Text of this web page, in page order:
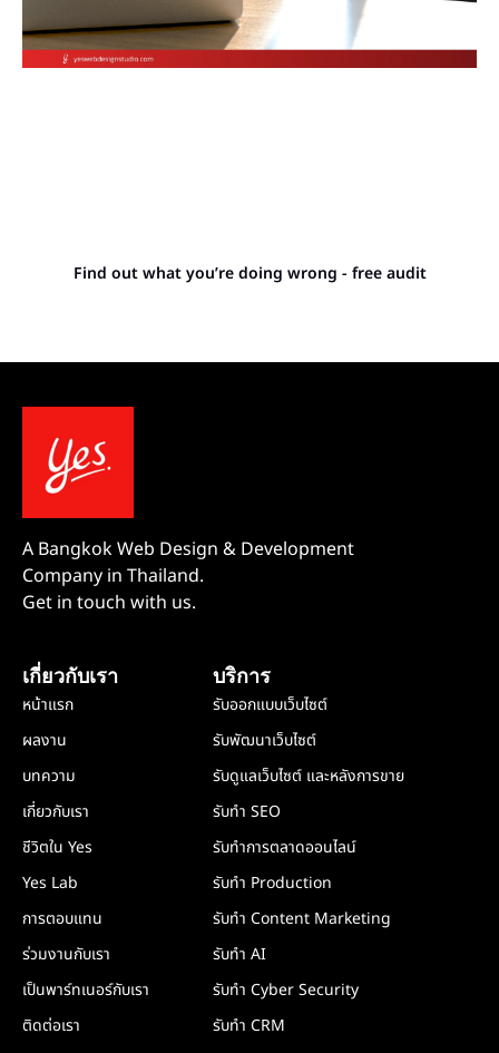
Find out what you’re doing wrong - free audit
A Bangkok Web Design & Development
Company in Thailand.
Get in touch with us.
เกี่ยวกับเรา
หน้าแรก
ผลงาน
บทความ
เกี่ยวกับเรา
ชีวิตใน Yes
Yes Lab
การตอบแทน
ร่วมงานกับเรา
เป็นพาร์ทเนอร์กับเรา
ติดต่อเรา
บริการ
รับออกแบบเว็บไซต์
รับพัฒนาเว็บไซต์
รับดูแลเว็บไซต์ และหลังการขาย
รับทำ SEO
รับทำการตลาดออนไลน์
รับทำ Production
รับทำ Content Marketing
รับทำ AI
รับทำ Cyber Security
รับทำ CRM